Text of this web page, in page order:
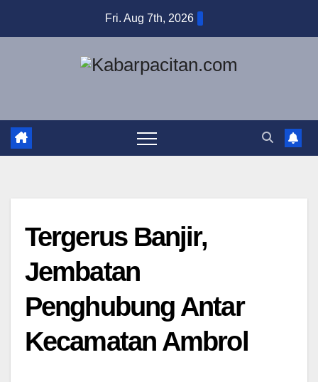
Fri. Aug 7th, 2026
Tergerus Banjir,
Jembatan
Penghubung Antar
Kecamatan Ambrol